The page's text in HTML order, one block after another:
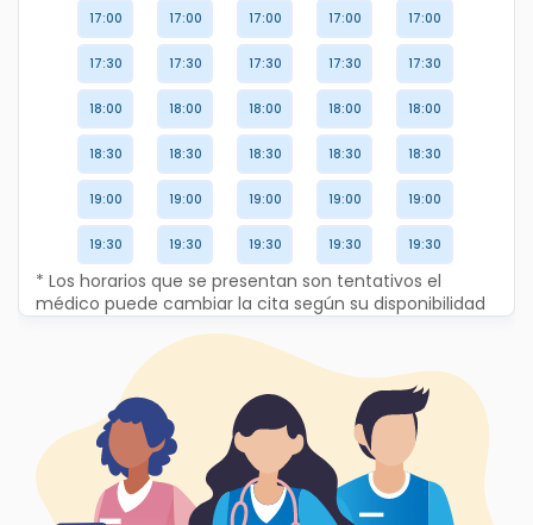
17:00
17:30
18:00
18:30
19:00
19:30
17:00
17:30
18:00
18:30
19:00
19:30
17:00
17:30
18:00
18:30
19:00
19:30
17:00
17:30
18:00
18:30
19:00
19:30
17:00
17:30
18:00
18:30
19:00
19:30
* Los horarios que se presentan son tentativos el
médico puede cambiar la cita según su disponibilidad